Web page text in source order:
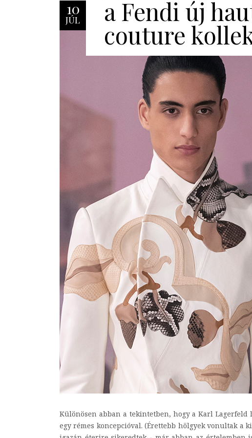
10
JÚL a Fendi új
couture
Különösen abban a tekintetben, hogy a Karl
egy rémes koncepcióval. (Érettebb hölgyek vonultak a